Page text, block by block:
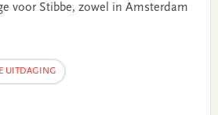
voor Stibbe, zowel in Amsterdam
UITDAGING